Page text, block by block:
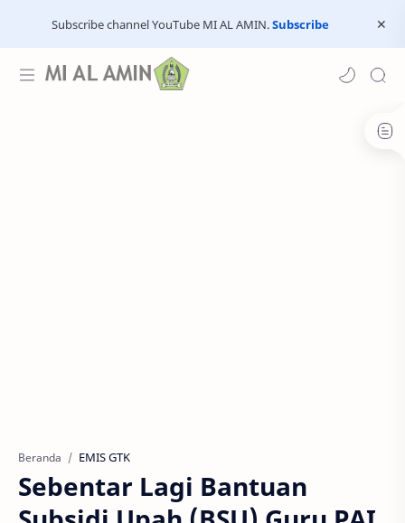
Subscribe channel YouTube MI AL AMIN.Subscribe
Beranda EMIS GTK
Sebentar Lagi Bantuan